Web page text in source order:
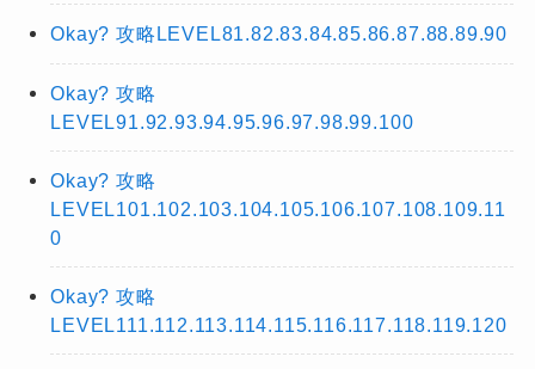
Okay? 攻略LEVEL81.82.83.84.85.86.87.88.89.90
Okay? 攻略
LEVEL91.92.93.94.95.96.97.98.99.100
Okay? 攻略
LEVEL101.102.103.104.105.106.107.108.109.11
0
Okay? 攻略
LEVEL111.112.113.114.115.116.117.118.119.120